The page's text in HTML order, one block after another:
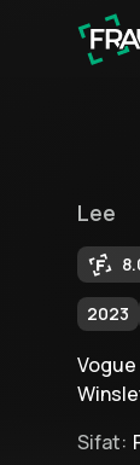
Lee
2023
Sifat: